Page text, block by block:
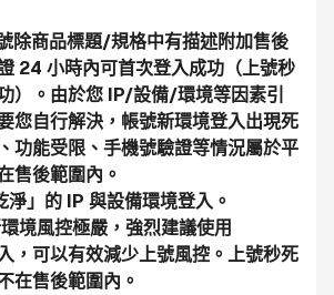
除商品標題/規格中有描述附加售後
24 小時內可首次登入成功（上號秒
）。由於您 IP/設備/環境等因素引
您自行解決，帳號新環境登入出現死
功能受限、手機號驗證等情況屬於平
售後範圍內。
淨」的 IP 與設備環境登入。
境風控極嚴，強烈建議使用
，可以有效減少上號風控。上號秒死
在售後範圍內。